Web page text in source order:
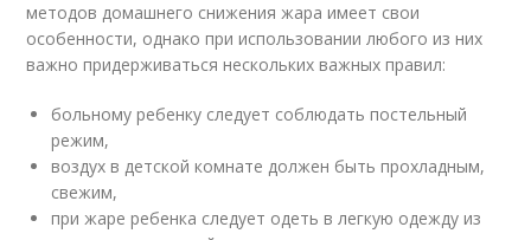
методов домашнего снижения жара имеет свои
особенности, однако при использовании любого из них
важно придерживаться нескольких важных правил:
больному ребенку следует соблюдать постельный
режим,
воздух в детской комнате должен быть прохладным,
свежим,
при жаре ребенка следует одеть в легкую одежду из